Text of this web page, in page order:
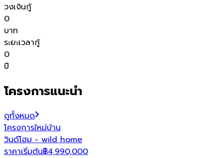
วงเงินกู้
0
บาท
ระยะเวลากู้
0
ปี
โครงการแนะนำ
ดูทั้งหมด
โครงการใหม่บ้าน
วินด์โฮม - wild home
ราคาเริ่มต้น฿4,990,000